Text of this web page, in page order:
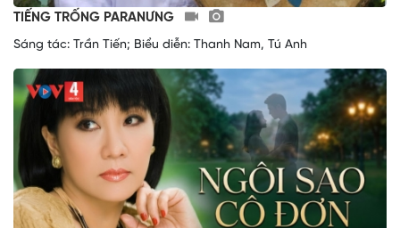
TIẾNG TRỐNG PARANƯNG
Sáng tác: Trần Tiến; Biểu diễn: Thanh Nam, Tú Anh